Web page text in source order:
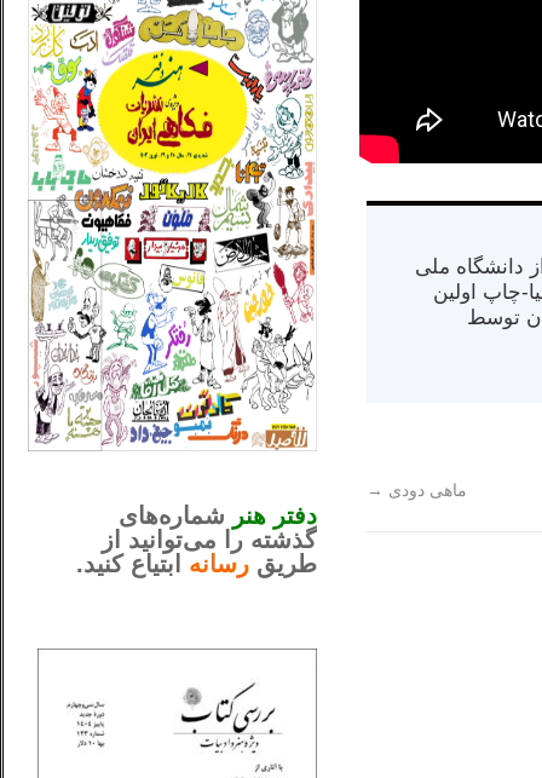
از دانشگاه ملی
در کالیفرنیا-چاپ اولین
در سال ۱۳۸۴ در ایران توسط
ماهی دودی →
دفتر هنر شماره‌های
گذشته را می‌توانید از
طریق رسانه ابتیاع کنید.